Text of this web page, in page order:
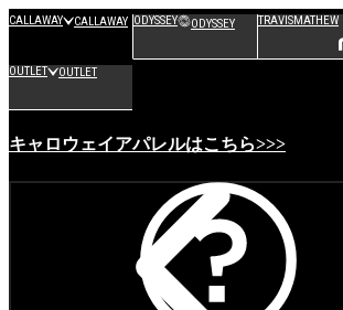
CALLAWAY CALLAWAY ODYSSEY ODYSSEY TRAVISMATHEW
OUTLET OUTLET
キャロウェイアパレルはこちら>>>